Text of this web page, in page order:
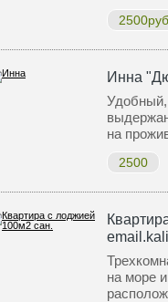
Инна
на
2500
на море